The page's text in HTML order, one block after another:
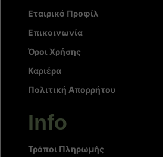
Εταιρικό Προφίλ
Επικοινωνία
Όροι Χρήσης
Καριέρα
Πολιτική Απορρήτου
Info
Τρόποι Πληρωμής